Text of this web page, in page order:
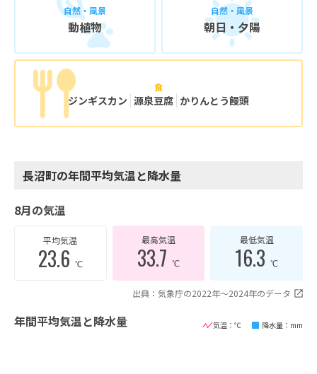
自然・風景
動植物
自然・風景
朝日・夕陽
食
ジンギスカン 源泉豆腐 かりんとう饅頭
長沼町の年間平均気温と降水量
8月の気温
平均気温
23.6 ℃
最高気温
33.7 ℃
最低気温
16.3℃
出典：気象庁の2022年〜2024年のデータ
年間平均気温と降水量 気温：℃ 降水量：mm